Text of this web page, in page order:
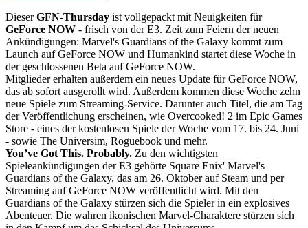
DieserGFN-Thursday ist vollgepackt mit Neuigkeiten für
GeForce NOW - frisch von der E3. Zeit zum Feiern der neuen
Ankündigungen: Marvel's Guardians of the Galaxy kommt zum
Launch auf GeForce NOW und Humankind startet diese Woche in
der geschlossenen Beta auf GeForce NOW.
Mitglieder erhalten außerdem ein neues Update für GeForce NOW,
das ab sofort ausgerollt wird. Außerdem kommen diese Woche zehn
neue Spiele zum Streaming-Service. Darunter auch Titel, die am Tag
der Veröffentlichung erscheinen, wie Overcooked! 2 im Epic Games
Store - eines der kostenlosen Spiele der Woche vom 17. bis 24. Juni
- sowie The Universim, Roguebook und mehr.
You’ve Got This. Probably. Zu den wichtigsten
Spieleankündigungen der E3 gehörte Square Enix' Marvel's
Guardians of the Galaxy, das am 26. Oktober auf Steam und per
Streaming auf GeForce NOW veröffentlicht wird. Mit den
Guardians of the Galaxy stürzen sich die Spieler in ein explosives
Abenteuer. Die wahren ikonischen Marvel-Charaktere stürzen sich